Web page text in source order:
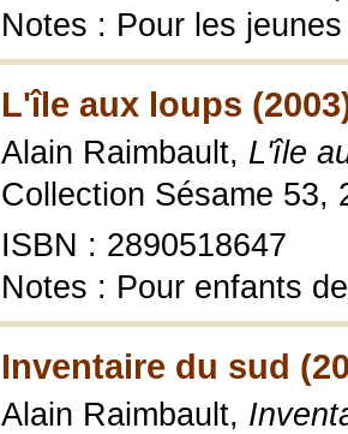
Notes : Pour les
L'île aux loups
Alain Raimbault, L'île
Collection Sésame 53,
ISBN : 2890518647
Notes : Pour enfants
Inventaire du sud
Alain Raimbault,